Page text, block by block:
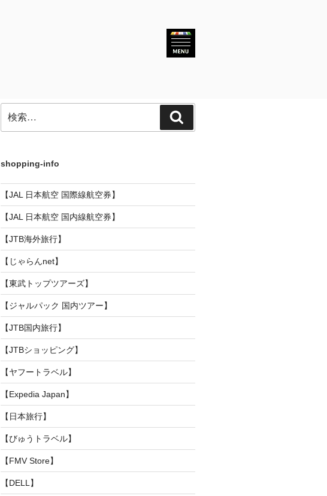
索:
索
shopping-info
【JAL 日本航空 国際線航空券】
【JAL 日本航空 国内線航空券】
【JTB海外旅行】
【じゃらんnet】
【東武トップツアーズ】
【ジャルパック 国内ツアー】
【JTB国内旅行】
【JTBショッピング】
【ヤフートラベル】
【Expedia Japan】
【日本旅行】
【びゅうトラベル】
【FMV Store】
【DELL】